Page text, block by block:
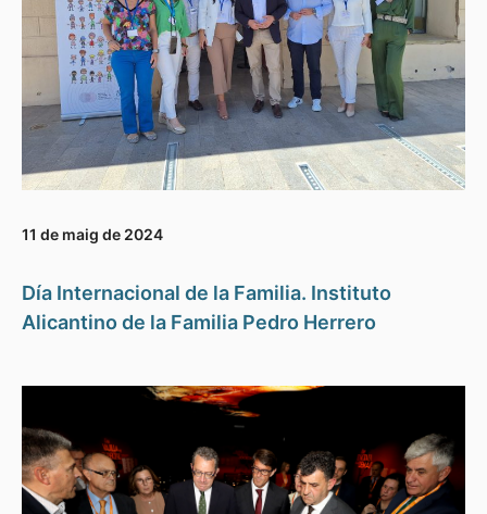
11 de maig de 2024
Día Internacional de la Familia. Instituto
Alicantino de la Familia Pedro Herrero